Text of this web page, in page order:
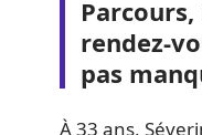
rendez-
pas
À 33 ans,